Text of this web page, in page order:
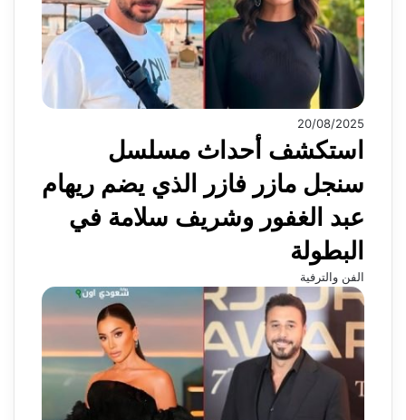
20/08/2025
استكشف أحداث مسلسل
سنجل مازر فازر الذي يضم ريهام
عبد الغفور وشريف سلامة في
البطولة
الفن والترفية